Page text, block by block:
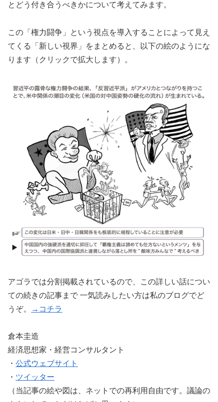
とどう付き合うべきかについて考えてみます。
この「権力闘争」という視点を導入することによって見え
てくる「新しい視界」をまとめると、以下の絵のようにな
ります（クリックで拡大します）。
アゴラでは分割掲載されているので、この詳しい話につい
ての続きの記事まで 一気読みしたい方は私のブログでど
うぞ。
→コチラ
倉本圭造
経済思想家・経営コンサルタント
・ 公式ウェブサイト
・ ツイッター
（当記事の絵や図は、ネットでの再利用自由です。議論の